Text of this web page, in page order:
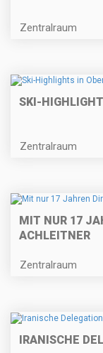
Zentralraum
SKI-
Zentralraum
MIT NUR 17
ACHLEITNER
Zentralraum
IRANISCHE